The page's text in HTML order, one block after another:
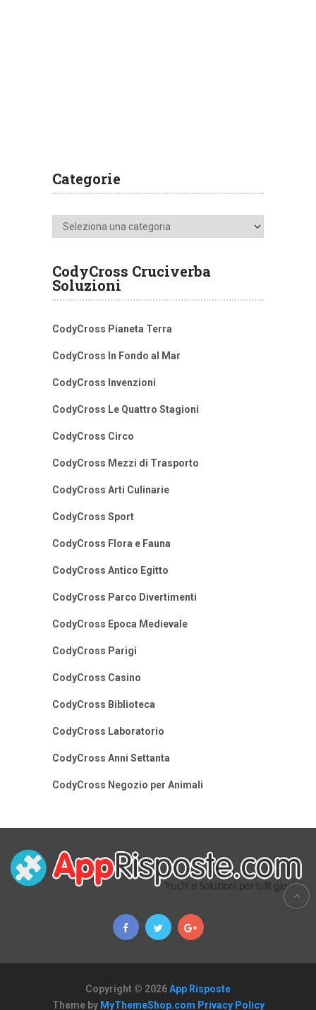
Categorie
Categorie
CodyCross Cruciverba
Soluzioni
CodyCross Pianeta Terra
CodyCross In Fondo al Mar
CodyCross Invenzioni
CodyCross Le Quattro Stagioni
CodyCross Circo
CodyCross Mezzi di Trasporto
CodyCross Arti Culinarie
CodyCross Sport
CodyCross Flora e Fauna
CodyCross Antico Egitto
CodyCross Parco Divertimenti
CodyCross Epoca Medievale
CodyCross Parigi
CodyCross Casino
CodyCross Biblioteca
CodyCross Laboratorio
CodyCross Anni Settanta
CodyCross Negozio per Animali
Copyright © 2026App Risposte
Theme by MyThemeShop.com Privacy Policy